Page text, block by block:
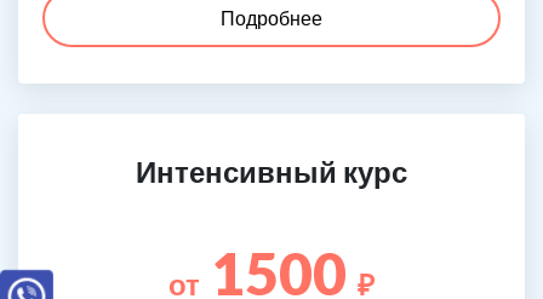
Подробнее
Интенсивный курс
от 1500 ₽